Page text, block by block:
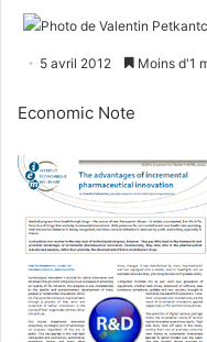
5 avril 2012 Moins d'1
Economic Note